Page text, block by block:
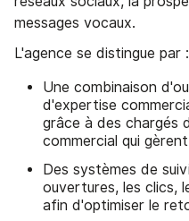
messages vocaux.
L'agence se distingue par :
Une combinaison
d'expertise
grâce à des chargés
commercial qui
Des systèmes de
ouvertures, les clics,
afin d'optimiser le